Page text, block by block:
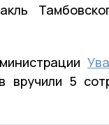
вручили 5